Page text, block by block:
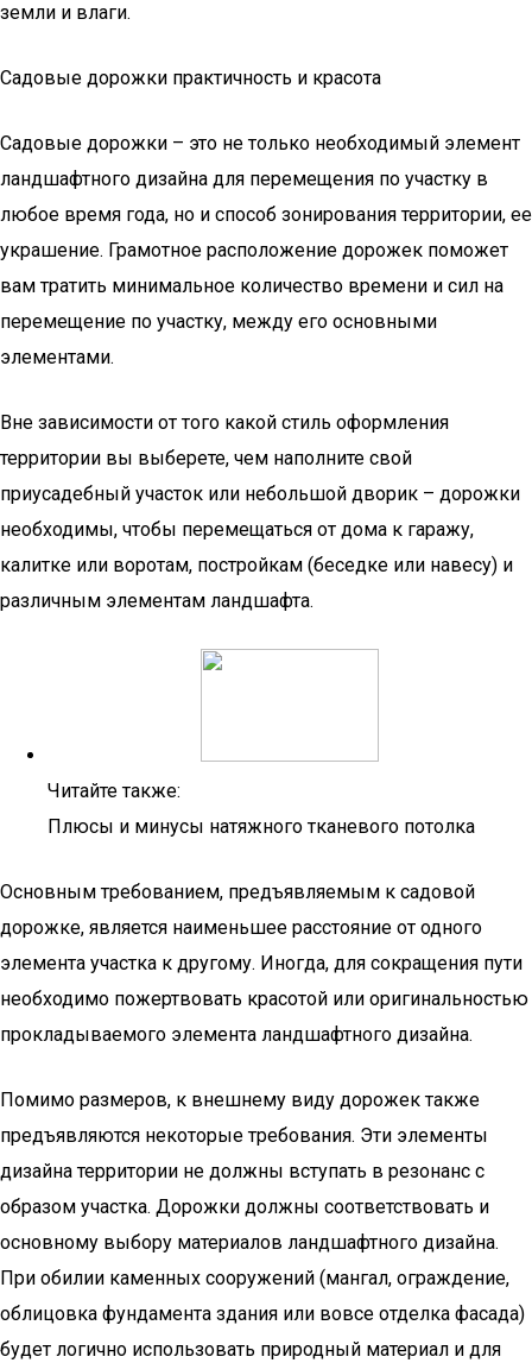
земли и влаги.
Садовые дорожки практичность и красота
Садовые дорожки – это не только необходимый элемент
ландшафтного дизайна для перемещения по участку в
любое время года, но и способ зонирования территории, ее
украшение. Грамотное расположение дорожек поможет
вам тратить минимальное количество времени и сил на
перемещение по участку, между его основными
элементами.
Вне зависимости от того какой стиль оформления
территории вы выберете, чем наполните свой
приусадебный участок или небольшой дворик – дорожки
необходимы, чтобы перемещаться от дома к гаражу,
калитке или воротам, постройкам (беседке или навесу) и
различным элементам ландшафта.
Читайте также:
Плюсы и минусы натяжного тканевого потолка
Основным требованием, предъявляемым к садовой
дорожке, является наименьшее расстояние от одного
элемента участка к другому. Иногда, для сокращения пути
необходимо пожертвовать красотой или оригинальностью
прокладываемого элемента ландшафтного дизайна.
Помимо размеров, к внешнему виду дорожек также
предъявляются некоторые требования. Эти элементы
дизайна территории не должны вступать в резонанс с
образом участка. Дорожки должны соответствовать и
основному выбору материалов ландшафтного дизайна.
При обилии каменных сооружений (мангал, ограждение,
облицовка фундамента здания или вовсе отделка фасада)
будет логично использовать природный материал и для